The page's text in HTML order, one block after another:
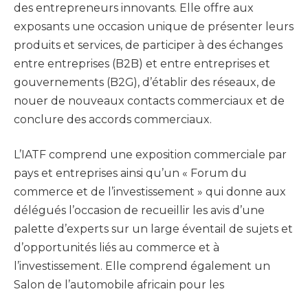
des entrepreneurs innovants. Elle offre aux
exposants une occasion unique de présenter leurs
produits et services, de participer à des échanges
entre entreprises (B2B) et entre entreprises et
gouvernements (B2G), d’établir des réseaux, de
nouer de nouveaux contacts commerciaux et de
conclure des accords commerciaux.
L’IATF comprend une exposition commerciale par
pays et entreprises ainsi qu’un « Forum du
commerce et de l’investissement » qui donne aux
délégués l’occasion de recueillir les avis d’une
palette d’experts sur un large éventail de sujets et
d’opportunités liés au commerce et à
l’investissement. Elle comprend également un
Salon de l’automobile africain pour les